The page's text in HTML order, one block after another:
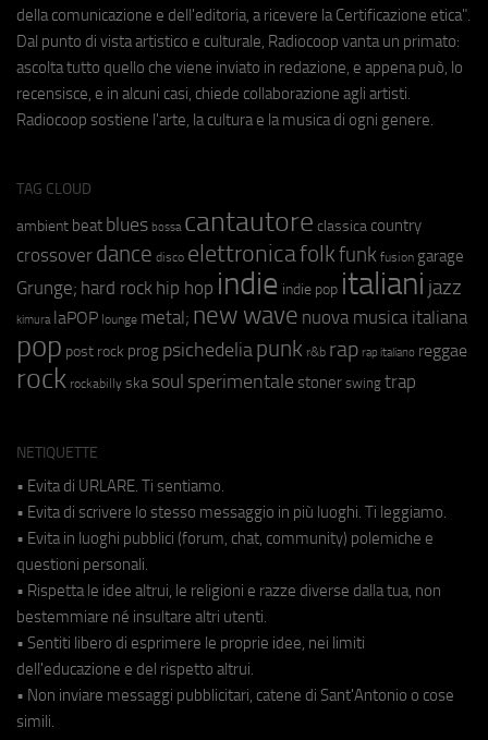
della comunicazione e dell'editoria, a ricevere la Certificazione etica".
Dal punto di vista artistico e culturale, Radiocoop vanta un primato:
ascolta tutto quello che viene inviato in redazione, e appena può, lo
recensisce, e in alcuni casi, chiede collaborazione agli artisti.
Radiocoop sostiene l'arte, la cultura e la musica di ogni genere.
TAG CLOUD
ambient beat blues bossa cantautore classica country
crossover dance disco elettronicafolkfunk fusion garage
Grunge; hard rock hip hop indie indie pop italiani jazz
kimura laPOP lounge metal; new wave nuova musica italiana
pop post rock prog psichedeliapunk r&b rap rap italiano reggae
rock rockabilly ska soul sperimentale stoner swing trap
NETIQUETTE
• Evita di URLARE. Ti sentiamo.
• Evita di scrivere lo stesso messaggio in più luoghi. Ti leggiamo.
• Evita in luoghi pubblici (forum, chat, community) polemiche e
questioni personali.
• Rispetta le idee altrui, le religioni e razze diverse dalla tua, non
bestemmiare né insultare altri utenti.
• Sentiti libero di esprimere le proprie idee, nei limiti
dell'educazione e del rispetto altrui.
• Non inviare messaggi pubblicitari, catene di Sant'Antonio o cose
simili.